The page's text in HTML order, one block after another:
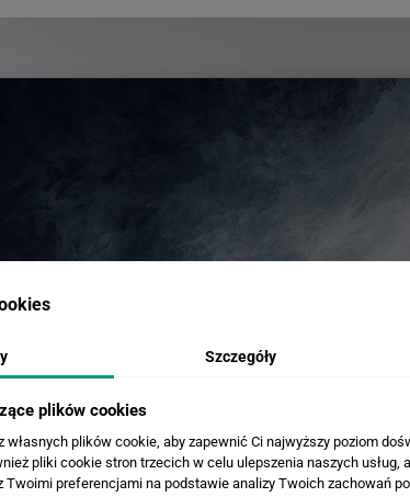
Szczegóły
plików cookies
własnych plików cookie, aby zapewnić Ci najwyższy poziom
pliki cookie stron trzecich w celu ulepszenia naszych usług,
Twoimi preferencjami na podstawie analizy Twoich zachowań